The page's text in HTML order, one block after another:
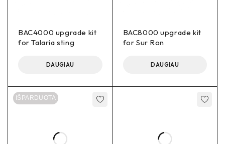
BAC4000 upgrade kit
for Talaria sting
DAUGIAU
BAC8000 upgrade kit
for Sur Ron
DAUGIAU
IŠPARDUOTA